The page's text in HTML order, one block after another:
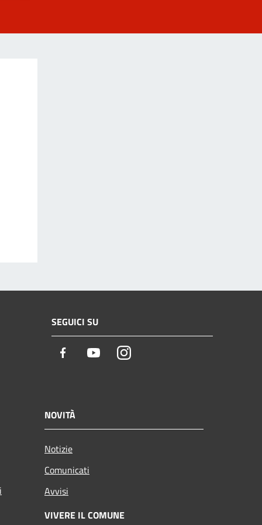
SEGUICI SU
Facebook YoutubeInstagram
NOVITÀ
Notizie
Comunicati
Avvisi
VIVERE IL COMUNE